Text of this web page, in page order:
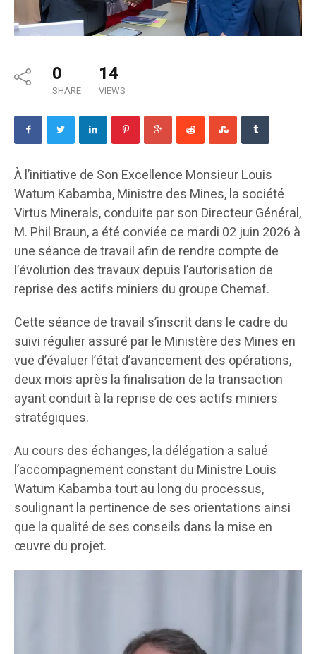
0
SHARE
14
VIEWS
À l’initiative de Son Excellence Monsieur Louis
Watum Kabamba, Ministre des Mines, la société
Virtus Minerals, conduite par son Directeur Général,
M. Phil Braun, a été conviée ce mardi 02 juin 2026 à
une séance de travail afin de rendre compte de
l’évolution des travaux depuis l’autorisation de
reprise des actifs miniers du groupe Chemaf.
Cette séance de travail s’inscrit dans le cadre du
suivi régulier assuré par le Ministère des Mines en
vue d’évaluer l’état d’avancement des opérations,
deux mois après la finalisation de la transaction
ayant conduit à la reprise de ces actifs miniers
stratégiques.
Au cours des échanges, la délégation a salué
l’accompagnement constant du Ministre Louis
Watum Kabamba tout au long du processus,
soulignant la pertinence de ses orientations ainsi
que la qualité de ses conseils dans la mise en
œuvre du projet.